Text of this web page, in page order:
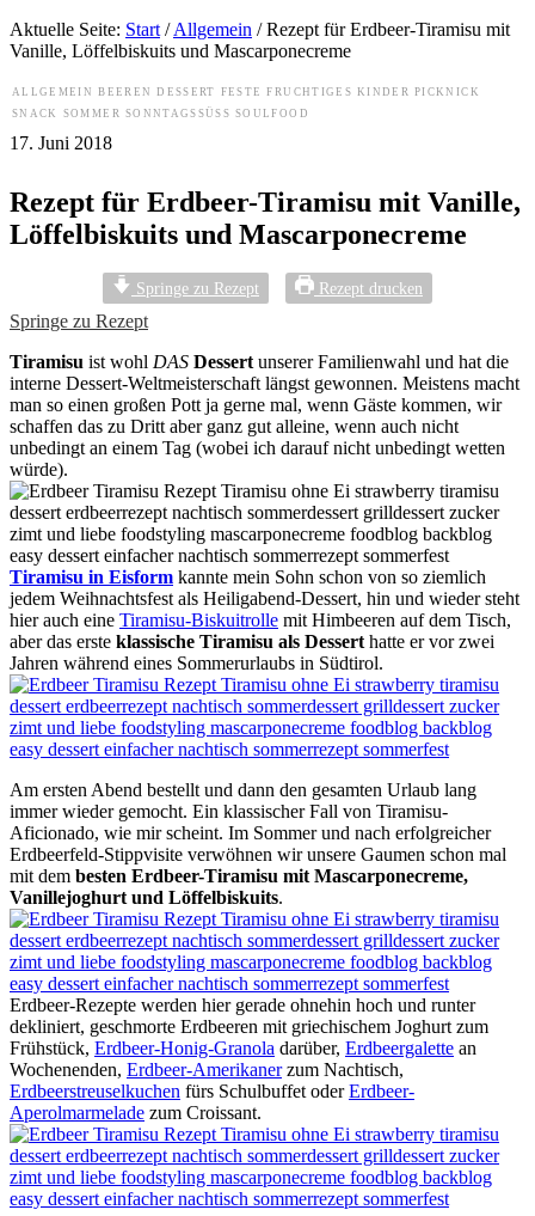
Aktuelle Seite: Start / Allgemein /Rezept für Erdbeer-Tiramisu mit
Vanille, Löffelbiskuits und Mascarponecreme
ALLGEMEIN BEEREN DESSERT FESTE FRUCHTIGES KINDER PICKNICK
SNACK
SOMMER SONNTAGSSÜSS SOULFOOD
17. Juni 2018
Rezept für Erdbeer-Tiramisu mit Vanille,
Löffelbiskuits und Mascarponecreme
Springe zu Rezept Rezept drucken
Springe zu Rezept
Tiramisu ist wohl DAS Dessert unserer Familienwahl und hat die
interne Dessert-Weltmeisterschaft längst gewonnen. Meistens macht
man so einen großen Pott ja gerne mal, wenn Gäste kommen, wir
schaffen das zu Dritt aber ganz gut alleine, wenn auch nicht
unbedingt an einem Tag (wobei ich darauf nicht unbedingt wetten
würde).
Tiramisu in Eisform kannte mein Sohn schon von so ziemlich
jedem Weihnachtsfest als Heiligabend-Dessert, hin und wieder steht
hier auch eine Tiramisu-Biskuitrolle mit Himbeeren auf dem Tisch,
aber das erste klassische Tiramisu als Dessert hatte er vor zwei
Jahren während eines Sommerurlaubs in Südtirol.
Am ersten Abend bestellt und dann den gesamten Urlaub lang
immer wieder gemocht. Ein klassischer Fall von Tiramisu-
Aficionado, wie mir scheint. Im Sommer und nach erfolgreicher
Erdbeerfeld-Stippvisite verwöhnen wir unsere Gaumen schon mal
mit dem besten Erdbeer-Tiramisu mit Mascarponecreme,
Vanillejoghurt und Löffelbiskuits.
Erdbeer-Rezepte werden hier gerade ohnehin hoch und runter
dekliniert, geschmorte Erdbeeren mit griechischem Joghurt zum
Frühstück, Erdbeer-Honig-Granola darüber, Erdbeergalette an
Wochenenden, Erdbeer-Amerikanerzum Nachtisch,
Erdbeerstreuselkuchen fürs Schulbuffet oderErdbeer-
Aperolmarmelade zum Croissant.